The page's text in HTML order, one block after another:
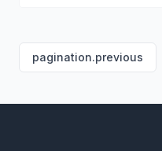
pagination.previous